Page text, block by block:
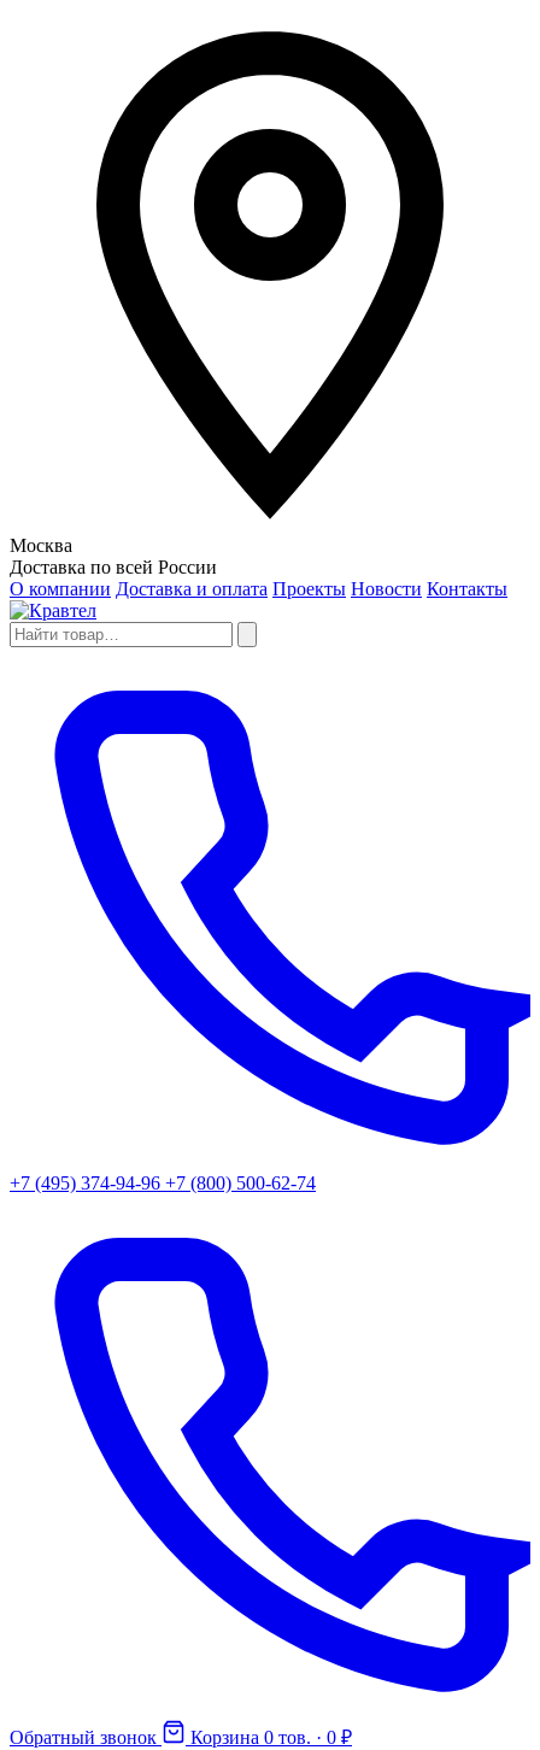
Москва
Доставка по всей России
О компании Доставка и оплата Проекты Новости Контакты
+7 (495) 374-94-96 +7 (800) 500-62-74
Обратный звонок Корзина 0 тов. · 0 ₽